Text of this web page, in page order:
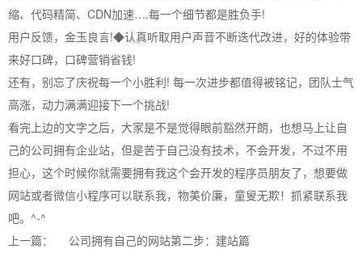
缩、代码精简、CDN加速….每一个细节都是胜负手!
用户反馈，金玉良言!◆认真听取用户声音不断迭代改进，好的体验带
来好口碑，口碑营销省钱!
还有，别忘了庆祝每一个小胜利! 每一次进步都值得被铭记，团队士气
高涨，动力满满迎接下一个挑战!
看完上边的文字之后，大家是不是觉得眼前豁然开朗，也想马上让自
己的公司拥有企业站，但是苦于自己没有技术，不会开发，不过不用
担心，这个时候你就需要拥有我这个会开发的程序员朋友了，想要做
网站或者微信小程序可以联系我，物美价廉，童叟无欺！抓紧联系我
吧。^-^
上一篇：
公司拥有自己的网站第二步：建站篇